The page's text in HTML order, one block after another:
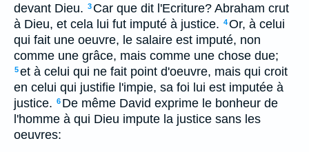
devant Dieu. 3 Car que dit l'Ecriture? Abraham crut
à Dieu, et cela lui fut imputé à justice. 4Or, à celui
qui fait une oeuvre, le salaire est imputé, non
comme une grâce, mais comme une chose due;
5et à celui qui ne fait point d'oeuvre, mais qui croit
en celui qui justifie l'impie, sa foi lui est imputée à
justice. 6 De même David exprime le bonheur de
l'homme à qui Dieu impute la justice sans les
oeuvres: